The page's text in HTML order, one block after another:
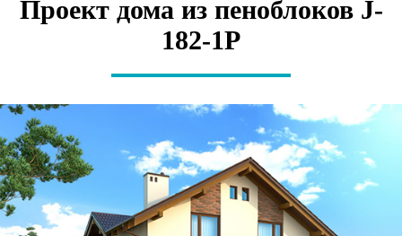
Проект дома из пеноблоков J-
182-1P